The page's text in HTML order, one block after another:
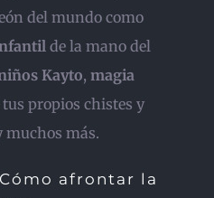
del mundo como
de la mano del
Kayto, magia
propios chistes y
más.
afrontar la